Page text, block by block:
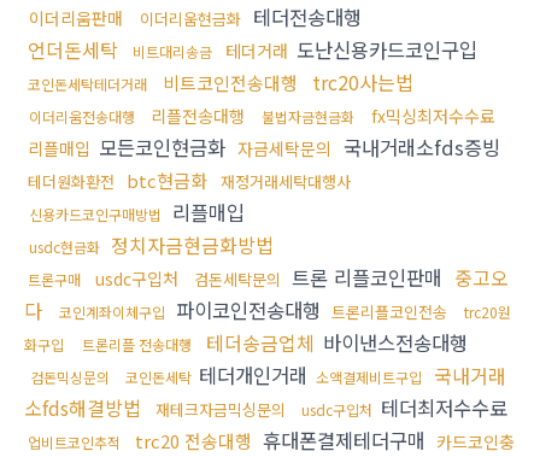
이더리움판매 이더리움현금화 테더전송대행
언더돈세탁
비트대리송금 테더거래 도난신용카드코인구입
코인돈세탁테더거래 비트코인전송대행 trc20사는법
이더리움전송대행 리플전송대행 불법자금현금화
fx믹싱최저수수료
리플매입 모든코인현금화 자금세탁문의 국내거래소fds증빙
테더원화환전 btc현금화 재정거래세탁대행사
신용카드코인구매방법 리플매입
usdc현금화 정치자금현금화방법
트론구매 usdc구입처 검돈세탁문의 트론 리플코인판매 중고오
다
코인계좌이체구입 파이코인전송대행 트론리플코인전송
trc20원
화구입
트론리플 전송대행 테더송금업체 바이낸스전송대행
검돈믹싱문의 코인돈세탁 테더개인거래 소액결제비트구입
국내거래
소fds해결방법
재테크자금믹싱문의 usdc구입처 테더최저수수료
업비트코인추적 trc20 전송대행 휴대폰결제테더구매 카드코인충